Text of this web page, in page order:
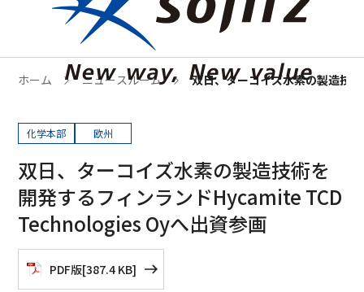
ホーム ニュースルーム 双日、ターコイズ水素の製造技
化学本部 欧州
双日、ターコイズ水素の製造技術を
開発するフィンランドHycamite TCD
Technologies Oyへ出資参画
PDF版[387.4 KB]